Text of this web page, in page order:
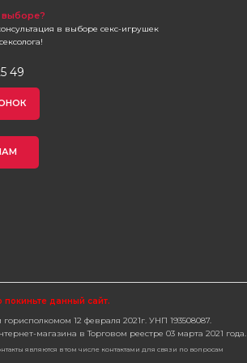
в выборе секс-игрушек
49
покиньте данный сайт.
12 февраля 2021г. УНП 193508087.
магазина в Торговом реестре 03 марта 2021 года.
являются в том числе контактами для связи по вопросам